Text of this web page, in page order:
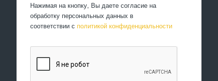
Нажимая на кнопку, Вы даете согласие на
обработку персональных данных в
соответствии с политикой конфиденциальности